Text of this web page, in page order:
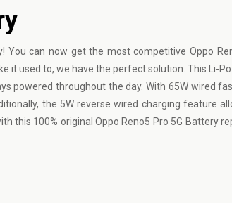
You can now get the most competitive Oppo
it used to, we have the perfect solution. This Li-
powered throughout the day. With 65W wired
the 5W reverse wired charging feature
this 100% original Oppo Reno5 Pro 5G Battery